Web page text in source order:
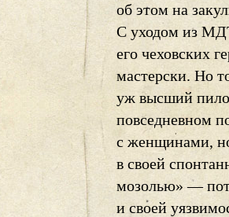
об этом на
С уходом из
его чеховских
мастерски. Но
уж высший
повседневном
с женщинами,
в своей
мозолью» —
и своей